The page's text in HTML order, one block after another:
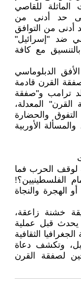
الماثلة للقاصي
حد أدنى من
أدنى من التوافق
ضد "إسرائيل"
مع كافة
الدبلوماسي
القرن قادمة
ترامب و"صفقة
المعدلة،
والحضارة
الأوربية
لوقف الحرب فما
الفلسطينيين؟!
الهجرة والنجاة
خشنة زاعقة،
يحدث قبل عملية
الثقافية
وتكشف دعاة
لصفقة القرن